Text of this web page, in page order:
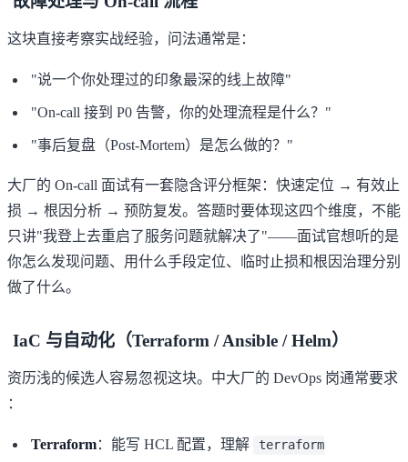
这块直接考察实战经验，问法通常是：
"说一个你处理过的印象最深的线上故障"
"On-call 接到 P0 告警，你的处理流程是什么？"
"事后复盘（Post-Mortem）是怎么做的？"
大厂的 On-call 面试有一套隐含评分框架：快速定位 → 有效止
损 → 根因分析 → 预防复发。答题时要体现这四个维度，不能
只讲"我登上去重启了服务问题就解决了"——面试官想听的是
你怎么发现问题、用什么手段定位、临时止损和根因治理分别
做了什么。
IaC 与自动化（Terraform / Ansible / Helm）
资历浅的候选人容易忽视这块。中大厂的 DevOps 岗通常要求
：
Terraform：能写 HCL 配置，理解
terraform